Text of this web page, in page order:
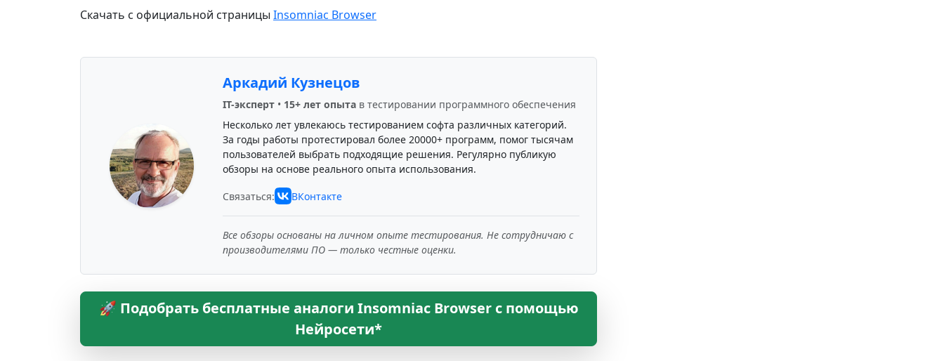
Скачать с официальной страницы Insomniac Browser
Аркадий Кузнецов
IT-эксперт• 15+ лет опытав тестировании программного обеспечения
Несколько лет увлекаюсь тестированием софта различных категорий.
За годы работы протестировал более 20000+ программ, помог тысячам
пользователей выбрать подходящие решения. Регулярно публикую
обзоры на основе реального опыта использования.
Связаться: ВКонтакте
Все обзоры основаны на личном опыте тестирования. Не сотрудничаю с
производителями ПО — только честные оценки.
🚀 Подобрать бесплатные аналоги Insomniac Browser с помощью
Нейросети*